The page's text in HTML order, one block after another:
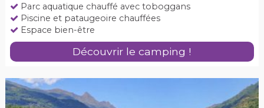
Parc aquatique chauffé avec toboggans
Piscine et pataugeoire chauffées
Espace bien-être
Découvrir le camping !